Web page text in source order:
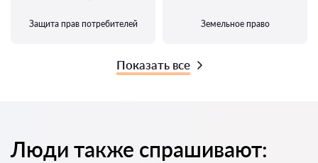
Защита прав потребителей Земельное право
Показать все
Люди также спрашивают: